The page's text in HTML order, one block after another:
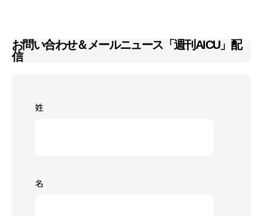
お問い合わせ＆メールニュース「週刊AICU」配
信
姓
名